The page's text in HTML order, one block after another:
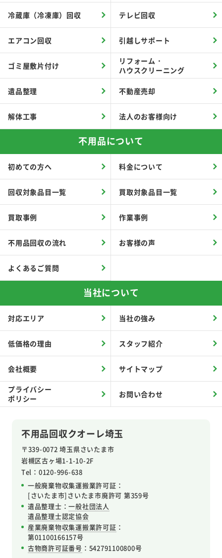
不用品回収クオーレ埼玉
〒339-0072 埼玉県さいたま市
岩槻区古ヶ場1-1-10-2F
Tel：0120-996-638
一般廃棄物収集運搬業許可証：
[さいたま市]さいたま市廃許可 第359号
遺品整理士：一般社団法人
遺品整理士認定協会
産業廃棄物収集運搬業許可証 ：
第01100166157号
古物商許可証番号 ：542791100800号
冷蔵庫（冷凍庫）回収 テレビ回収
エアコン回収 引越しサポート
ゴミ屋敷片付け
リフォーム・
ハウスクリーニング
遺品整理 不動産売却
解体工事 法人のお客様向け
不用品について
初めての方へ 料金について
回収対象品目一覧 買取対象品目一覧
買取事例 作業事例
不用品回収の流れ お客様の声
よくあるご質問
当社について
対応エリア 当社の強み
低価格の理由 スタッフ紹介
会社概要 サイトマップ
プライバシー
ポリシー
お問い合わせ